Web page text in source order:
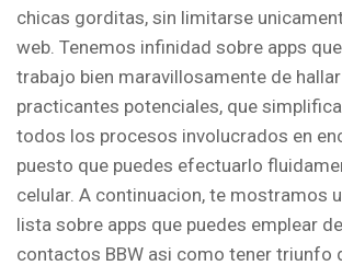
chicas gorditas, sin limitarse
web. Tenemos infinidad sobre apps
trabajo bien maravillosamente de
practicantes potenciales, que
todos los procesos involucrados en
puesto que puedes efectuarlo
celular. A continuacion, te mostramos
lista sobre apps que puedes emplear
contactos BBW asi­ como tener triunfo